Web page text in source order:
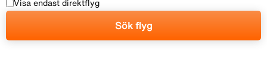
Visa endast direktflyg
Sök flyg